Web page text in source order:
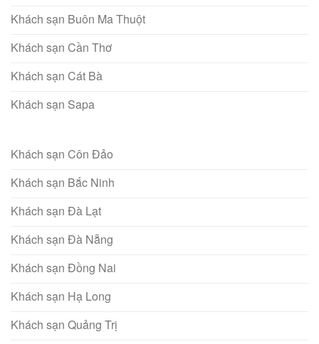
Khách sạn Buôn Ma Thuột
Khách sạn Cần Thơ
Khách sạn Cát Bà
Khách sạn Sapa
Khách sạn Côn Đảo
Khách sạn Bắc Ninh
Khách sạn Đà Lạt
Khách sạn Đà Nẵng
Khách sạn Đồng Nai
Khách sạn Hạ Long
Khách sạn Quảng Trị